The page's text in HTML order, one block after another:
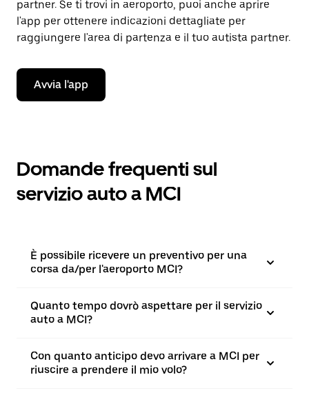
partner. Se ti trovi in aeroporto, puoi anche aprire
l'app per ottenere indicazioni dettagliate per
raggiungere l'area di partenza e il tuo autista partner.
Avvia l'app
Domande frequenti sul
servizio auto a MCI
È possibile ricevere un preventivo per una
corsa da/per l'aeroporto MCI?
Quanto tempo dovrò aspettare per il servizio
auto a MCI?
Con quanto anticipo devo arrivare a MCI per
riuscire a prendere il mio volo?